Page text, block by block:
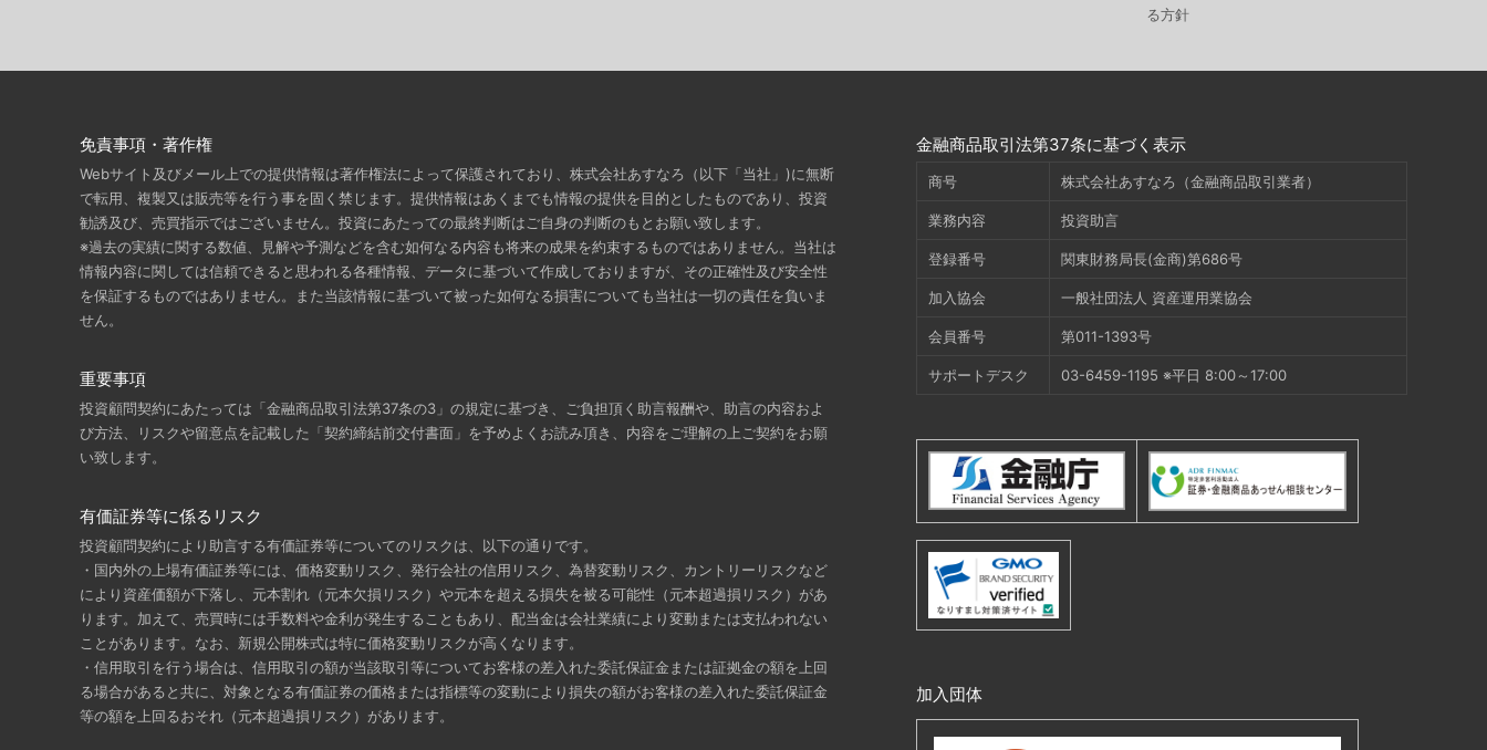
る方針
免責事項・著作権
Webサイト及びメール上での提供情報は著作権法によって保護されており、株式会社あすなろ（以下「当社」)に無断
で転用、複製又は販売等を行う事を固く禁じます。提供情報はあくまでも情報の提供を目的としたものであり、投資
勧誘及び、売買指示ではございません。投資にあたっての最終判断はご自身の判断のもとお願い致します。
※過去の実績に関する数値、見解や予測などを含む如何なる内容も将来の成果を約束するものではありません。当社は
情報内容に関しては信頼できると思われる各種情報、データに基づいて作成しておりますが、その正確性及び安全性
を保証するものではありません。また当該情報に基づいて被った如何なる損害についても当社は一切の責任を負いま
せん。
重要事項
投資顧問契約にあたっては「金融商品取引法第37条の3」の規定に基づき、ご負担頂く助言報酬や、助言の内容およ
び方法、リスクや留意点を記載した「契約締結前交付書面」を予めよくお読み頂き、内容をご理解の上ご契約をお願
い致します。
有価証券等に係るリスク
投資顧問契約により助言する有価証券等についてのリスクは、以下の通りです。
・国内外の上場有価証券等には、価格変動リスク、発行会社の信用リスク、為替変動リスク、カントリーリスクなど
により資産価額が下落し、元本割れ（元本欠損リスク）や元本を超える損失を被る可能性（元本超過損リスク）があ
ります。加えて、売買時には手数料や金利が発生することもあり、配当金は会社業績により変動または支払われない
ことがあります。なお、新規公開株式は特に価格変動リスクが高くなります。
・信用取引を行う場合は、信用取引の額が当該取引等についてお客様の差入れた委託保証金または証拠金の額を上回
る場合があると共に、対象となる有価証券の価格または指標等の変動により損失の額がお客様の差入れた委託保証金
等の額を上回るおそれ（元本超過損リスク）があります。
金融商品取引法第37条に基づく表示
商号 株式会社あすなろ（金融商品取引業者）
業務内容 投資助言
登録番号 関東財務局長(金商)第686号
加入協会 一般社団法人 資産運用業協会
会員番号 第011-1393号
サポートデスク 03-6459-1195 ※平日 8:00～17:00
加入団体